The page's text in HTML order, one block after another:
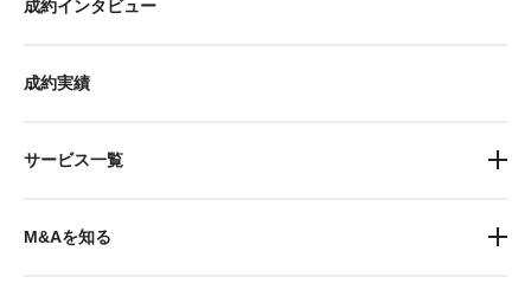
成約インタビュー
成約実績
サービス一覧
M&Aを知る